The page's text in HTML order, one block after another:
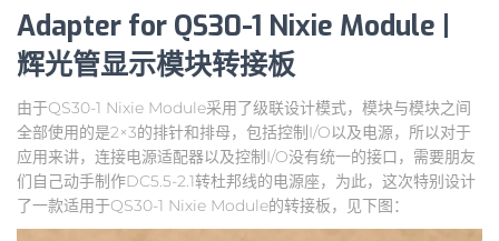
Adapter for QS30-1 Nixie Module |
辉光管显示模块转接板
由于QS30-1 Nixie Module采用了级联设计模式，模块与模块之间
全部使用的是2×3的排针和排母，包括控制I/O以及电源，所以对于
应用来讲，连接电源适配器以及控制I/O没有统一的接口，需要朋友
们自己动手制作DC5.5-2.1转杜邦线的电源座，为此，这次特别设计
了一款适用于QS30-1 Nixie Module的转接板，见下图：